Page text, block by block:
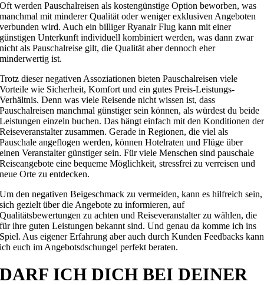
Oft werden Pauschalreisen als kostengünstige Option beworben, was
manchmal mit minderer Qualität oder weniger exklusiven Angeboten
verbunden wird. Auch ein billiger Ryanair Flug kann mit einer
günstigen Unterkunft individuell kombiniert werden, was dann zwar
nicht als Pauschalreise gilt, die Qualität aber dennoch eher
minderwertig ist.
Trotz dieser negativen Assoziationen bieten Pauschalreisen viele
Vorteile wie Sicherheit, Komfort und ein gutes Preis-Leistungs-
Verhältnis. Denn was viele Reisende nicht wissen ist, dass
Pauschalreisen manchmal günstiger sein können, als würdest du beide
Leistungen einzeln buchen. Das hängt einfach mit den Konditionen der
Reiseveranstalter zusammen. Gerade in Regionen, die viel als
Pauschale angeflogen werden, können Hotelraten und Flüge über
einen Veranstalter günstiger sein. Für viele Menschen sind pauschale
Reiseangebote eine bequeme Möglichkeit, stressfrei zu verreisen und
neue Orte zu entdecken.
Um den negativen Beigeschmack zu vermeiden, kann es hilfreich sein,
sich gezielt über die Angebote zu informieren, auf
Qualitätsbewertungen zu achten und Reiseveranstalter zu wählen, die
für ihre guten Leistungen bekannt sind. Und genau da komme ich ins
Spiel. Aus eigener Erfahrung aber auch durch Kunden Feedbacks kann
ich euch im Angebotsdschungel perfekt beraten.
DARF ICH DICH BEI DEINER